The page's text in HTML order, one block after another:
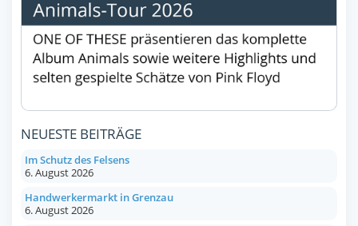
NEUESTE BEITRÄGE
Im Schutz des Felsens
6. August 2026
Handwerkermarkt in Grenzau
6. August 2026